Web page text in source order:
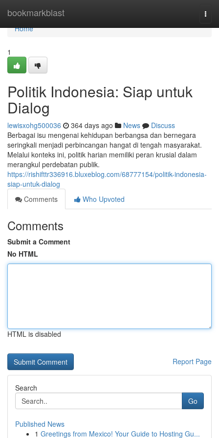
bookmarkblast
Home
Home
1
Politik Indonesia: Siap untuk
Dialog
lewisxohg500036 364 days ago News
Discuss
Berbagai isu mengenai kehidupan berbangsa dan bernegara
seringkali menjadi perbincangan hangat di tengah masyarakat.
Melalui konteks ini, politik harian memiliki peran krusial dalam
merangkul perdebatan publik.
https://rishifttr336916.bluxeblog.com/68777154/politik-indonesia-
siap-untuk-dialog
Comments
Who Upvoted
Comments
Submit a Comment
No HTML
HTML is disabled
Report Page
Search
Go
Published News
1 Greetings from Mexico! Your Guide to Hosting Gu...